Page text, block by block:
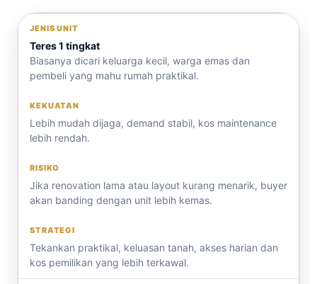
Teres 1 tingkat
Biasanya dicari keluarga kecil, warga emas dan
pembeli yang mahu rumah praktikal.
Lebih mudah dijaga, demand stabil, kos maintenance
lebih rendah.
Jika renovation lama atau layout kurang menarik, buyer
akan banding dengan unit lebih kemas.
Tekankan praktikal, keluasan tanah, akses harian dan
kos pemilikan yang lebih terkawal.